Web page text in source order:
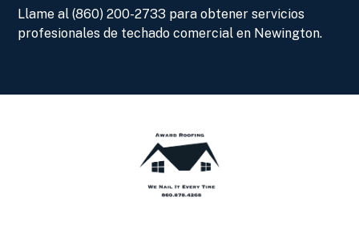
Llame al (860) 200-2733 para obtener servicios
profesionales de techado comercial en Newington.